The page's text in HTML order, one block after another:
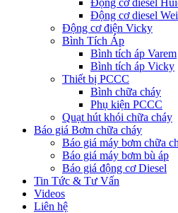
Động cơ diesel
Động cơ diesel
Động cơ điện Vicky
Bình Tích Áp
Bình tích áp Varem
Bình tích áp Vicky
Thiết bị PCCC
Bình chữa cháy
Phụ kiện PCCC
Quạt hút khói chữa cháy
Báo giá Bơm chữa cháy
Báo giá máy bơm chữa
Báo giá máy bơm bù áp
Báo giá động cơ Diesel
Tin Tức & Tư Vấn
Videos
Liên hệ